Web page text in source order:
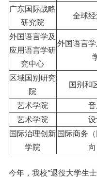
广东国际战略
研究院
全球
外国语言学及
应用语言学研
究中心
外国语言
区域国别研究
院
国别和
艺术学院
艺术学院
国际治理创新
学院
国际商务
向
今年，我校“退役大学生